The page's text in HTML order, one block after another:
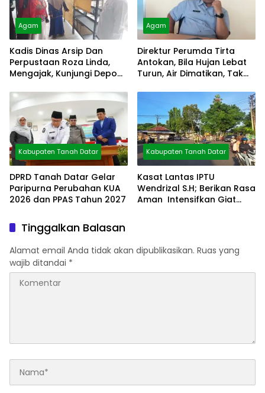
Agam
Kadis Dinas Arsip Dan
Perpustaan Roza Linda,
Mengajak, Kunjungi Depo
Agam
Direktur Perumda Tirta
Antokan, Bila Hujan Lebat
Turun, Air Dimatikan, Tak
Kabupaten Tanah Datar
DPRD Tanah Datar Gelar
Paripurna Perubahan KUA
2026 dan PPAS Tahun 2027
Kabupaten Tanah Datar
Kasat Lantas IPTU
Wendrizal S.H; Berikan Rasa
Aman Intensifkan Giat
Tinggalkan Balasan
Alamat email Anda tidak akan dipublikasikan. Ruas yang
wajib ditandai *